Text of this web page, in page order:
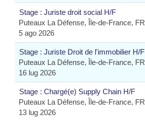
Stage : Juriste droit social H/F
Puteaux La Défense, Île-de-France, FR
5 ago 2026
Stage : Juriste Droit de l'immobilier H/F
Puteaux La Défense, Île-de-France, FR
16 lug 2026
Stage : Chargé(e) Supply Chain H/F
Puteaux La Défense, Île-de-France, FR
13 lug 2026